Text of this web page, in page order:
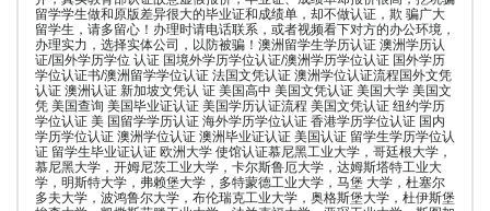
留学学生做和原版差异很大的毕业证和成绩单，却不做认证，欺 骗广大
留学生，请多留心！办理时请电话联系，或者视频看下对方的办公环境，
办理实力，选择实体公司，以防被骗！澳洲留学生学历认证 澳洲学历认
证/国外学历学位 认证 国境外学历学位认证/澳洲学历学位认证 国外学历
学位认证书/澳洲留学学位认证 法国文凭认证 澳洲学位认证流程国外文凭
认证 澳洲认证 新加坡文凭认 证 美国高中 美国文凭认证 美国大学 美国文
凭 美国查询 美国毕业证认证 美国学历认证流程 美国文凭认证 纽约学历
学位认证 美 国留学学历认证 海外学历学位认证 香港学历学位认证 国内
学历学位认证 澳洲学位认证 澳洲毕业证认证 美国认证 留学生学历学位认
证 留学生毕业证认证 欧洲大学 使馆认证慕尼黑工业大学，哥廷根大学，
慕尼黑大学，开姆尼茨工业大学，卡尔斯鲁厄大学，达姆斯塔特工业大
学，明斯特大学，弗赖堡大学，多特蒙德工业大学，马堡 大学，杜塞尔
多夫大学，波鸿鲁尔大学，布伦瑞克工业大学，奥格斯堡大学，杜伊斯堡